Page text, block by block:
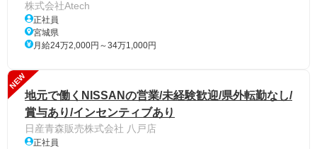
株式会社Atech
正社員
宮城県
月給24万2,000円～34万1,000円
NEW
地元で働くNISSANの営業/未経験歓迎/県外転勤なし/
賞与あり/インセンティブあり
日産青森販売株式会社 八戸店
正社員